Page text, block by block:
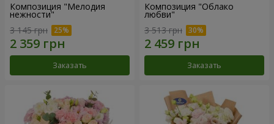
Композиция "Мелодия
нежности"
3 145 грн
Заказать
Композиция "Облако
любви"
3 513 грн
Заказать